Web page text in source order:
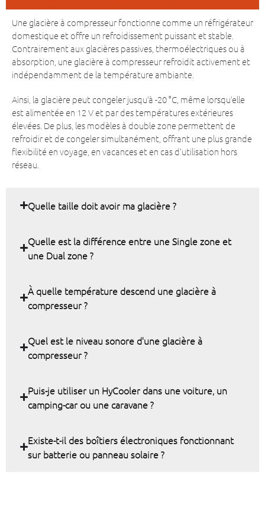
Une glacière à compresseur fonctionne comme un réfrigérateur
domestique et offre un refroidissement puissant et stable.
Contrairement aux glacières passives, thermoélectriques ou à
absorption, une glacière à compresseur refroidit activement et
indépendamment de la température ambiante.
Ainsi, la glacière peut congeler jusqu’à -20 °C, même lorsqu’elle
est alimentée en 12 V et par des températures extérieures
élevées. De plus, les modèles à double zone permettent de
refroidir et de congeler simultanément, offrant une plus grande
flexibilité en voyage, en vacances et en cas d’utilisation hors
réseau.
Quelle taille doit avoir ma glacière ?
Quelle est la différence entre une Single zone et
une Dual zone ?
À quelle température descend une glacière à
compresseur ?
Quel est le niveau sonore d'une glacière à
compresseur ?
Puis-je utiliser un HyCooler dans une voiture, un
camping-car ou une caravane ?
Existe-t-il des boîtiers électroniques fonctionnant
sur batterie ou panneau solaire ?